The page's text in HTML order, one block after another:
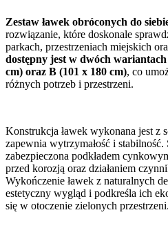
Zestaw ławek obróconych do
rozwiązanie, które doskonale
parkach, przestrzeniach miejskich
dostępny jest w dwóch
cm) oraz B (101 x 180 cm), co
różnych potrzeb i przestrzeni.
Konstrukcja ławek wykonana jest
zapewnia wytrzymałość i stabilność.
zabezpieczona podkładem
przed korozją oraz działaniem
Wykończenie ławek z naturalnych
estetyczny wygląd i podkreśla ich
się w otoczenie zielonych przestrzeni.